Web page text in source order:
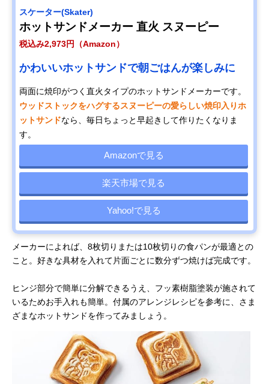
スケーター(Skater)
ホットサンドメーカー 直火 スヌーピー
税込み2,973円（Amazon）
かわいいホットサンドで朝ごはんが楽しみに
両面に焼印がつく直火タイプのホットサンドメーカーです。
ウッドストックをハグするスヌーピーの愛らしい焼印入りホ
ットサンドなら、毎日ちょっと早起きして作りたくなりま
す。
Amazonで見る
楽天市場で見る
Yahoo!で見る
メーカーによれば、8枚切りまたは10枚切りの食パンが最適との
こと。好きな具材を入れて片面ごとに数分ずつ焼けば完成です。
ヒンジ部分で簡単に分解できるうえ、フッ素樹脂塗装が施されて
いるためお手入れも簡単。付属のアレンジレシピを参考に、さま
ざまなホットサンドを作ってみましょう。